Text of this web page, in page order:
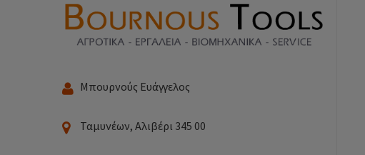
Μπουρνούς Ευάγγελος
Ταμυνέων, Αλιβέρι 345 00